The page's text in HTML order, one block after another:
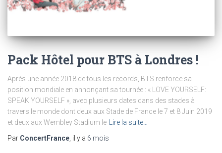
Pack Hôtel pour BTS à Londres !
Après une année 2018 de tous les records, BTS renforce sa
position mondiale en annonçant sa tournée : « LOVE YOURSELF:
SPEAK YOURSELF », avec plusieurs dates dans des stades à
travers le monde dont deux aux Stade de France le 7 et 8 Juin 2019
et deux aux Wembley Stadium le
Lire la suite…
Par ConcertFrance , il y a 6 mois